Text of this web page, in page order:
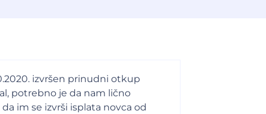
izvršen prinudni otkup
potrebno je da nam lično
im se izvrši isplata novca od